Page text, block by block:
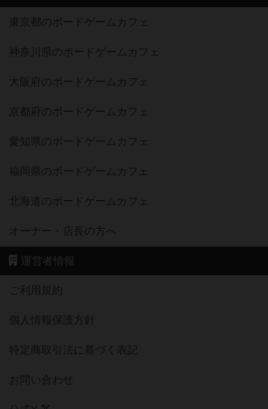
東京都のボードゲームカフェ
神奈川県のボードゲームカフェ
大阪府のボードゲームカフェ
京都府のボードゲームカフェ
愛知県のボードゲームカフェ
福岡県のボードゲームカフェ
北海道のボードゲームカフェ
オーナー・店長の方へ
運営者情報
ご利用規約
個人情報保護方針
特定商取引法に基づく表記
お問い合わせ